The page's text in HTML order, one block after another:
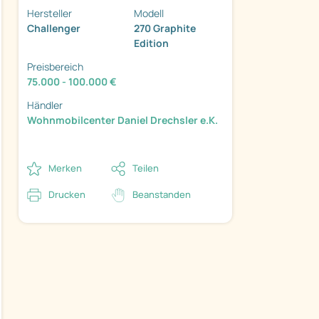
Hersteller
Challenger
Modell
270 Graphite
Edition
Preisbereich
75.000 - 100.000 €
Händler
Wohnmobilcenter Daniel Drechsler e.K.
Merken Teilen
Drucken Beanstanden